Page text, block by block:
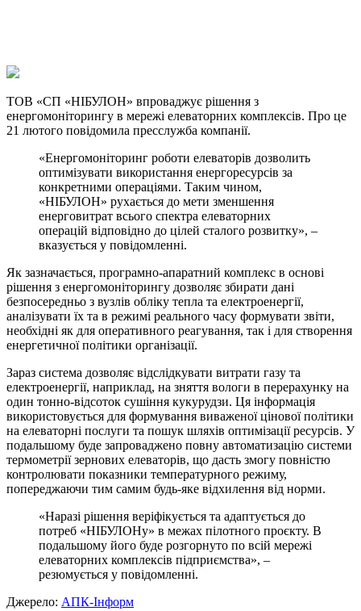
Link
Print
ТОВ «СП «НІБУЛОН» впроваджує рішення з
енергомоніторингу в мережі елеваторних комплексів. Про це
21 лютого повідомила пресслужба компанії.
«Енергомоніторинг роботи елеваторів дозволить
оптимізувати використання енергоресурсів за
конкретними операціями. Таким чином,
«НІБУЛОН» рухається до мети зменшення
енерговитрат всього спектра елеваторних
операцій відповідно до цілей сталого розвитку», –
вказується у повідомленні.
Як зазначається, програмно-апаратний комплекс в основі
рішення з енергомоніторингу дозволяє збирати дані
безпосередньо з вузлів обліку тепла та електроенергії,
аналізувати їх та в режимі реального часу формувати звіти,
необхідні як для оперативного реагування, так і для створення
енергетичної політики організації.
Зараз система дозволяє відслідкувати витрати газу та
електроенергії, наприклад, на зняття вологи в перерахунку на
один тонно-відсоток сушіння кукурудзи. Ця інформація
використовується для формування виваженої цінової політики
на елеваторні послуги та пошук шляхів оптимізації ресурсів. У
подальшому буде запроваджено повну автоматизацію системи
термометрії зернових елеваторів, що дасть змогу повністю
контролювати показники температурного режиму,
попереджаючи тим самим будь-яке відхилення від норми.
«Наразі рішення веріфікується та адаптується до
потреб «НІБУЛОНу» в межах пілотного проєкту. В
подальшому його буде розгорнуто по всій мережі
елеваторних комплексів підприємства», –
резюмується у повідомленні.
Джерело: АПК-Інформ